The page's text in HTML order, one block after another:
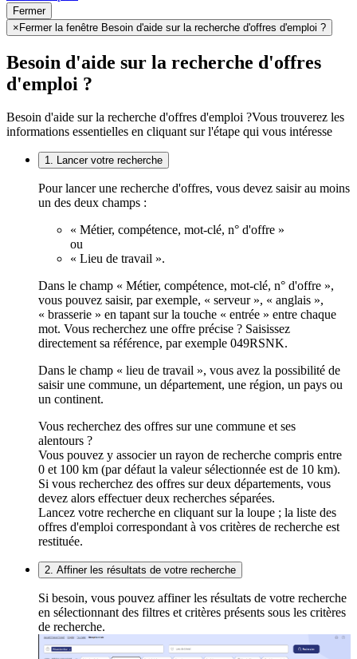
Fermer
×Fermer la fenêtre Besoin d'aide sur la recherche d'offres d'emploi ?
Besoin d'aide sur la recherche d'offres
d'emploi ?
Besoin d'aide sur la recherche d'offres d'emploi ?Vous trouverez les
informations essentielles en cliquant sur l'étape qui vous intéresse
1. Lancer votre recherche
Pour lancer une recherche d'offres, vous devez saisir au moins
un des deux champs :
« Métier, compétence, mot-clé, n° d'offre »
ou
« Lieu de travail ».
Dans le champ « Métier, compétence, mot-clé, n° d'offre »,
vous pouvez saisir, par exemple, « serveur », « anglais »,
« brasserie » en tapant sur la touche « entrée » entre chaque
mot. Vous recherchez une offre précise ? Saisissez
directement sa référence, par exemple 049RSNK.
Dans le champ « lieu de travail », vous avez la possibilité de
saisir une commune, un département, une région, un pays ou
un continent.
Vous recherchez des offres sur une commune et ses
alentours ?
Vous pouvez y associer un rayon de recherche compris entre
0 et 100 km (par défaut la valeur sélectionnée est de 10 km).
Si vous recherchez des offres sur deux départements, vous
devez alors effectuer deux recherches séparées.
Lancez votre recherche en cliquant sur la loupe ; la liste des
offres d'emploi correspondant à vos critères de recherche est
restituée.
2. Affiner les résultats de votre recherche
Si besoin, vous pouvez affiner les résultats de votre recherche
en sélectionnant des filtres et critères présents sous les critères
de recherche.